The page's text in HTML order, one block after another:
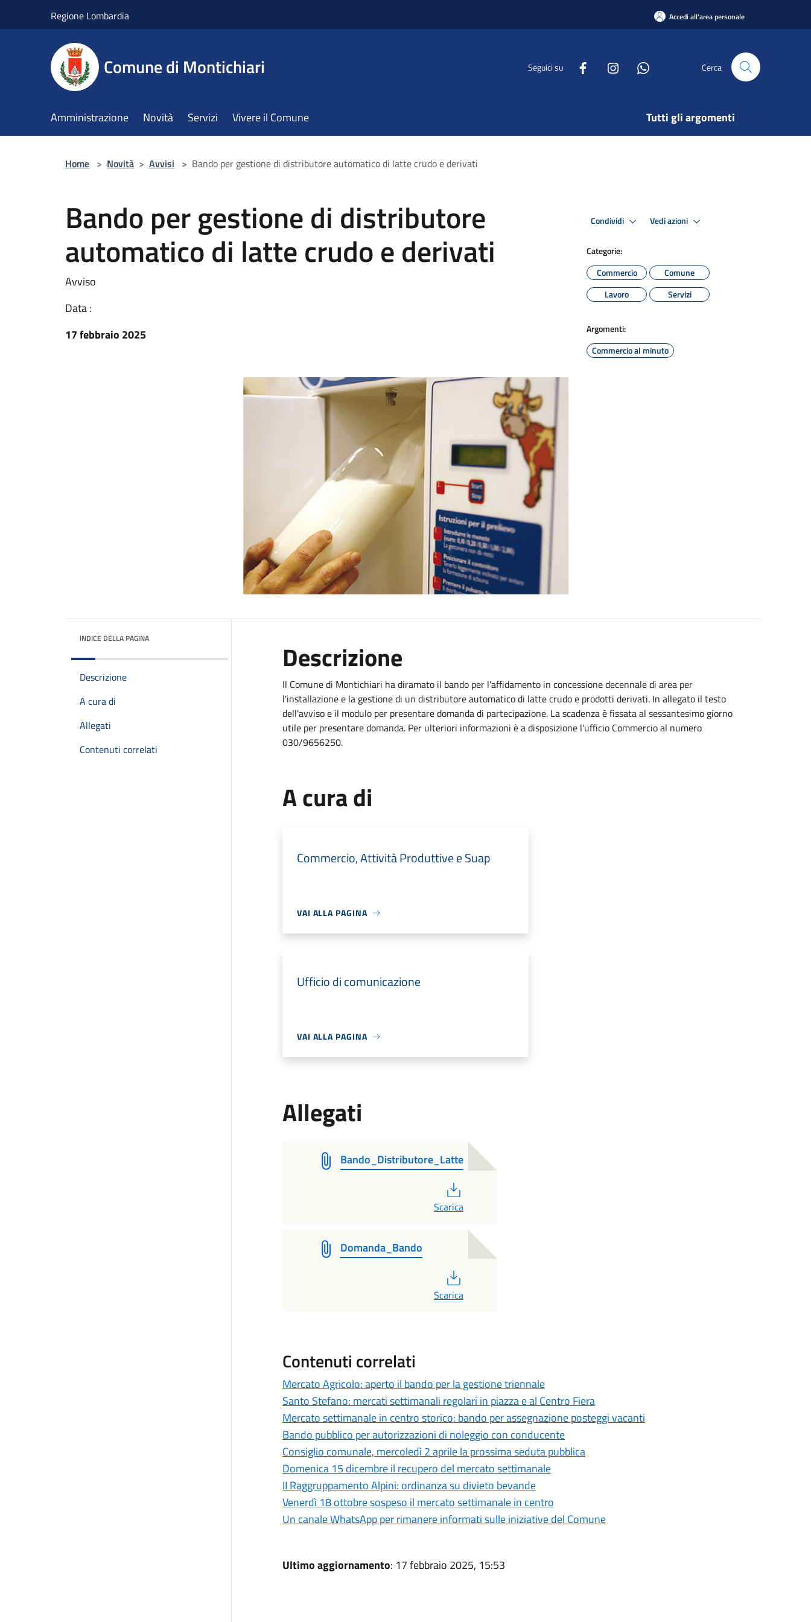
Regione Lombardia Accedi all'area personale
Comune di Montichiari Seguici su Cerca
Amministrazione Novità Servizi Vivere il Comune Tutti gli argomenti
Home > Novità > Avvisi > Bando per gestione di distributore automatico di latte crudo e derivati
Bando per gestione di distributore
automatico di latte crudo e derivati
Avviso
Data :
17 febbraio 2025
Condividi Vedi azioni
Categorie:
Commercio
Comune
Lavoro
Servizi
Argomenti:
Commercio al minuto
INDICE DELLA PAGINA
Descrizione
A cura di
Allegati
Contenuti correlati
Descrizione
Il Comune di Montichiari ha diramato il bando per l'affidamento in concessione decennale di area per
l'installazione e la gestione di un distributore automatico di latte crudo e prodotti derivati. In allegato il testo
dell'avviso e il modulo per presentare domanda di partecipazione. La scadenza è fissata al sessantesimo giorno
utile per presentare domanda. Per ulteriori informazioni è a disposizione l'ufficio Commercio al numero
030/9656250.
A cura di
Commercio, Attività Produttive e Suap
VAI ALLA PAGINA
Ufficio di comunicazione
VAI ALLA PAGINA
Allegati
Bando_Distributore_Latte
Scarica
Domanda_Bando
Scarica
Contenuti correlati
Mercato Agricolo: aperto il bando per la gestione triennale
Santo Stefano: mercati settimanali regolari in piazza e al Centro Fiera
Mercato settimanale in centro storico: bando per assegnazione posteggi vacanti
Bando pubblico per autorizzazioni di noleggio con conducente
Consiglio comunale, mercoledì 2 aprile la prossima seduta pubblica
Domenica 15 dicembre il recupero del mercato settimanale
II Raggruppamento Alpini: ordinanza su divieto bevande
Venerdì 18 ottobre sospeso il mercato settimanale in centro
Un canale WhatsApp per rimanere informati sulle iniziative del Comune
Ultimo aggiornamento: 17 febbraio 2025, 15:53